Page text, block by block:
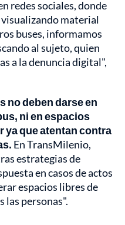
redes sociales, donde
material
buses, informamos
al sujeto, quien
a la denuncia digital",
no deben darse en
ni en espacios
ya que atentan contra
En TransMilenio,
estrategias de
en casos de actos
espacios libres de
las personas".